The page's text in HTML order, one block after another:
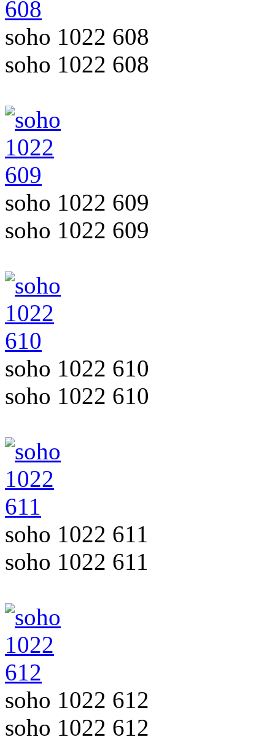
soho 1022 608
soho 1022 608
soho 1022 609
soho 1022 609
soho 1022 610
soho 1022 610
soho 1022 611
soho 1022 611
soho 1022 612
soho 1022 612